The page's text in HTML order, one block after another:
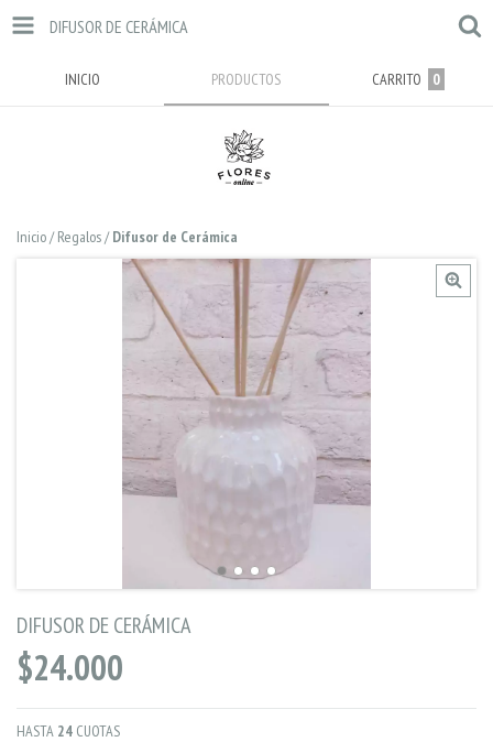
DIFUSOR DE CERÁMICA
INICIO PRODUCTOS CARRITO 0
Inicio/ Regalos/ Difusor de Cerámica
DIFUSOR DE CERÁMICA
$24.000
HASTA 24 CUOTAS